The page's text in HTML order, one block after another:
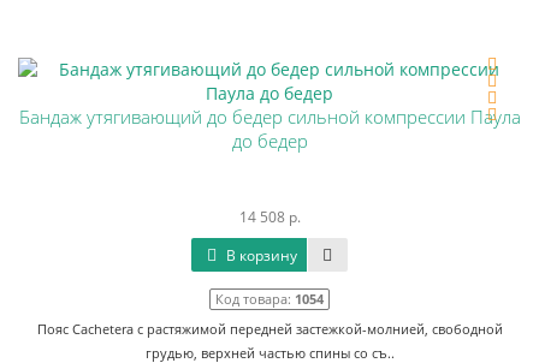
Бандаж утягивающий до бедер сильной компрессии Паула
до бедер
14 508 р.
В корзину
Код товара: 1054
Пояс Cachetera с растяжимой передней застежкой-молнией, свободной
грудью, верхней частью спины со съ..